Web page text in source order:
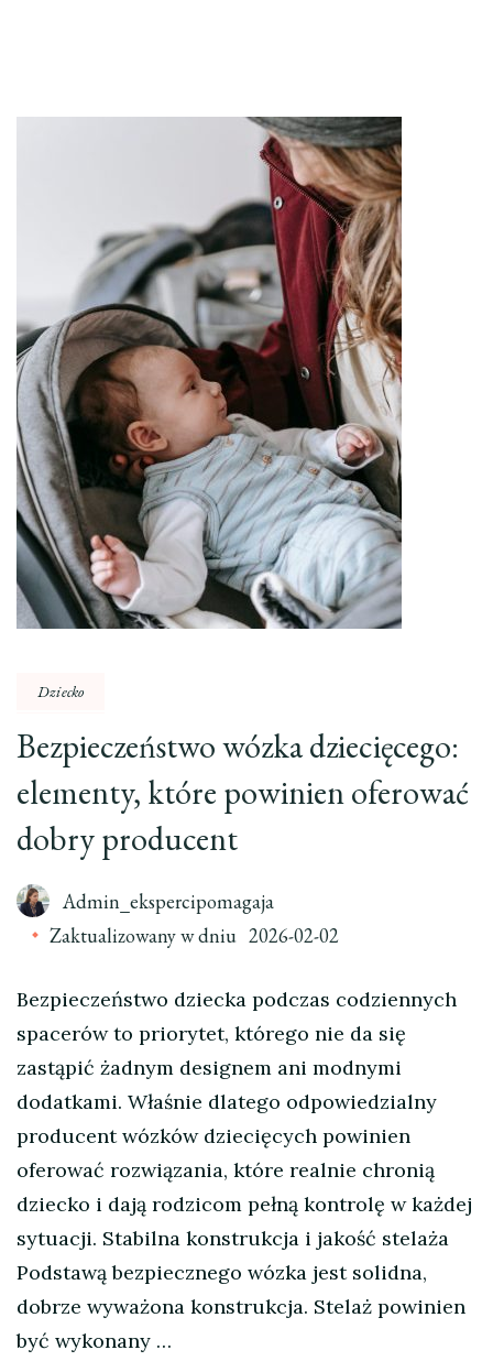
Dziecko
Bezpieczeństwo wózka dziecięcego:
elementy, które powinien oferować
dobry producent
Admin_ekspercipomagaja
Zaktualizowany w dniu 2026-02-02
Bezpieczeństwo dziecka podczas codziennych
spacerów to priorytet, którego nie da się
zastąpić żadnym designem ani modnymi
dodatkami. Właśnie dlatego odpowiedzialny
producent wózków dziecięcych powinien
oferować rozwiązania, które realnie chronią
dziecko i dają rodzicom pełną kontrolę w każdej
sytuacji. Stabilna konstrukcja i jakość stelaża
Podstawą bezpiecznego wózka jest solidna,
dobrze wyważona konstrukcja. Stelaż powinien
być wykonany …